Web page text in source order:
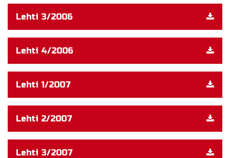
Lehti 3/2006
Lehti 4/2006
Lehti 1/2007
Lehti 2/2007
Lehti 3/2007